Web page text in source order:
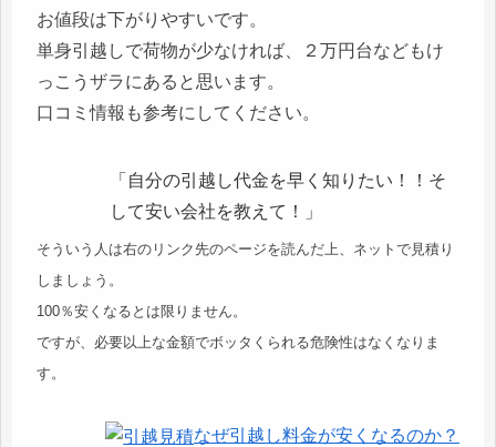
お値段は下がりやすいです。
単身引越しで荷物が少なければ、２万円台などもけ
っこうザラにあると思います。
口コミ情報も参考にしてください。
「自分の引越し代金を早く知りたい！！そ
して安い会社を教えて！」
そういう人は右のリンク先のページを読んだ上、ネットで見積り
しましょう。
100％安くなるとは限りません。
ですが、必要以上な金額でボッタくられる危険性はなくなりま
す。
なぜ引越し料金が安くなるのか？